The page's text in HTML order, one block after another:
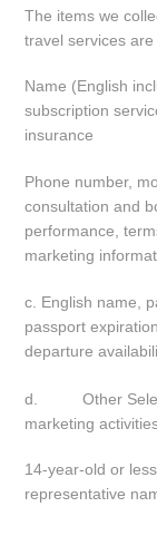
The items we
travel services
Name (English
subscription
insurance
Phone number,
consultation and
performance,
marketing
c. English name,
passport
departure
d. Other
marketing
14-year-old or
representative